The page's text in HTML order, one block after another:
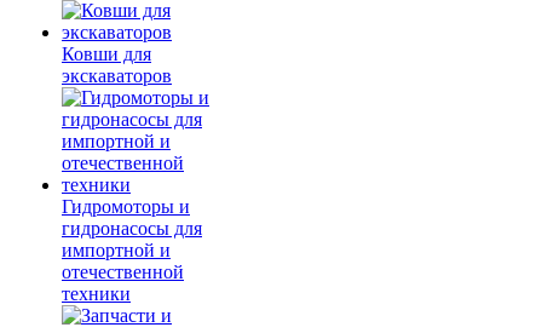
Ковши для
экскаваторов
Гидромоторы и
гидронасосы для
импортной и
отечественной
техники